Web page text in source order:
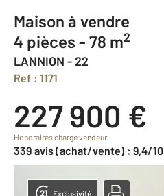
Maison à vendre
4 pièces - 78 m2
LANNION - 22
Ref : 1171
227 900 €
Honoraires charge vendeur
339 avis (achat/vente) : 9,4/10
Exclusivité